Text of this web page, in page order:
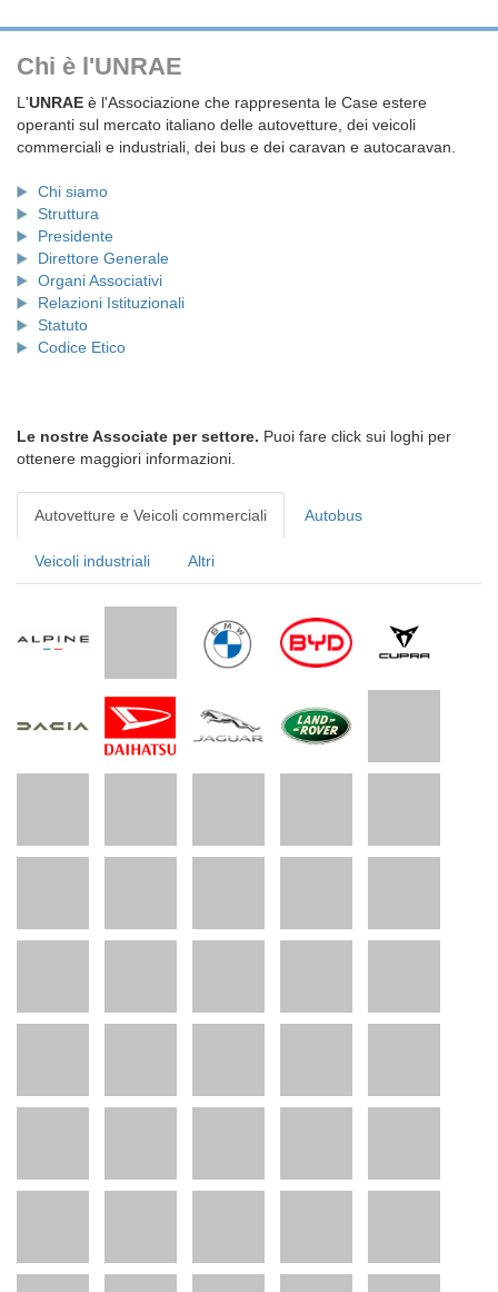
Chi è l'UNRAE
L'UNRAE è l'Associazione che rappresenta le Case estere
operanti sul mercato italiano delle autovetture, dei veicoli
commerciali e industriali, dei bus e dei caravan e autocaravan.
Chi siamo
Struttura
Presidente
Direttore Generale
Organi Associativi
Relazioni Istituzionali
Statuto
Codice Etico
Le nostre Associate per settore. Puoi fare click sui loghi per
ottenere maggiori informazioni.
Autovetture e Veicoli commerciali Autobus
Veicoli industriali Altri